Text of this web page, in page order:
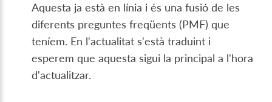
Aquesta ja està en línia i és una fusió de les
diferents preguntes freqüents (PMF) que
teníem. En l'actualitat s'està traduint i
esperem que aquesta sigui la principal a l'hora
d'actualitzar.